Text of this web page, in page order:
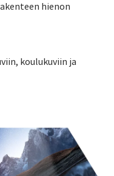
hienon
koulukuviin ja